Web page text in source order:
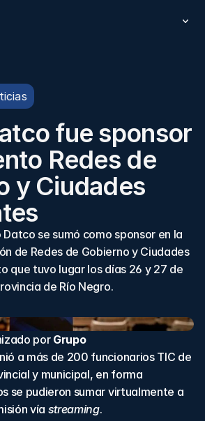
fue sponsor
Redes de
y Ciudades
Datco se sumó como sponsor en la
de Redes de Gobierno y Ciudades
que tuvo lugar los días 26 y 27 de
de Río Negro.
por Grupo
a más de 200 funcionarios TIC de
y municipal, en forma
se pudieron sumar virtualmente a
vía streaming.